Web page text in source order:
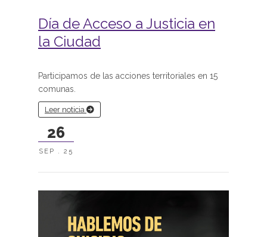
Día de Acceso a Justicia en
la Ciudad
Participamos de las acciones territoriales en 15
comunas.
Leer noticia
26
SEP . 25